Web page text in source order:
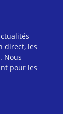
direct, les
Nous
pour les